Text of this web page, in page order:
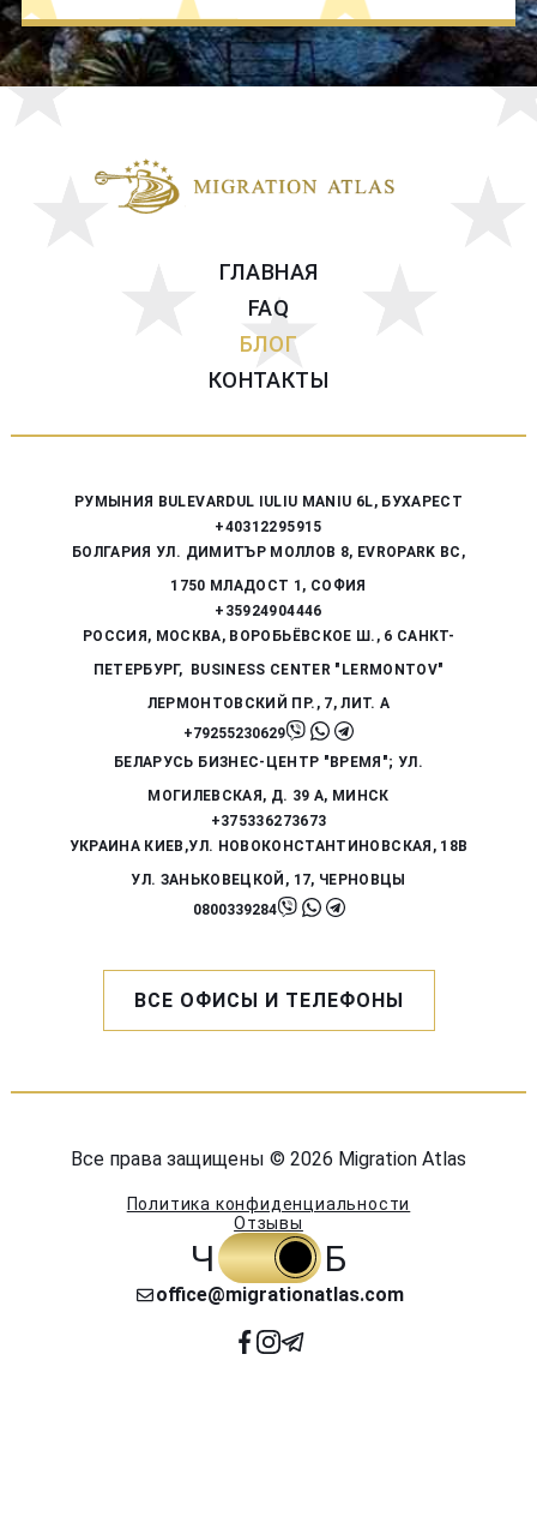
ГЛАВНАЯ
FAQ
БЛОГ
КОНТАКТЫ
РУМЫНИЯ BULEVARDUL IULIU MANIU 6L, БУХАРЕСТ
+40312295915
БОЛГАРИЯ УЛ. ДИМИТЪР МОЛЛОВ 8, EVROPARK BC,
1750 МЛАДОСТ 1, СОФИЯ
+35924904446
РОССИЯ, МОСКВА, ВОРОБЬЁВСКОЕ Ш., 6 САНКТ-
ПЕТЕРБУРГ, BUSINESS CENTER "LERMONTOV"
ЛЕРМОНТОВСКИЙ ПР., 7, ЛИТ. А
+79255230629
БЕЛАРУСЬ БИЗНЕС-ЦЕНТР "ВРЕМЯ"; УЛ.
МОГИЛЕВСКАЯ, Д. 39 А, МИНСК
+375336273673
УКРАИНА КИЕВ,УЛ. НОВОКОНСТАНТИНОВСКАЯ, 18В
УЛ. ЗАНЬКОВЕЦКОЙ, 17, ЧЕРНОВЦЫ
0800339284
ВСЕ ОФИСЫ И ТЕЛЕФОНЫ
Все права защищены © 2026 Migration Atlas
Политика конфиденциальности
Отзывы
Ч Б
office@migrationatlas.com